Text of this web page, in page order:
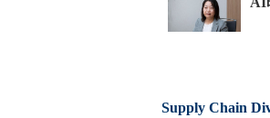
Supply Chain